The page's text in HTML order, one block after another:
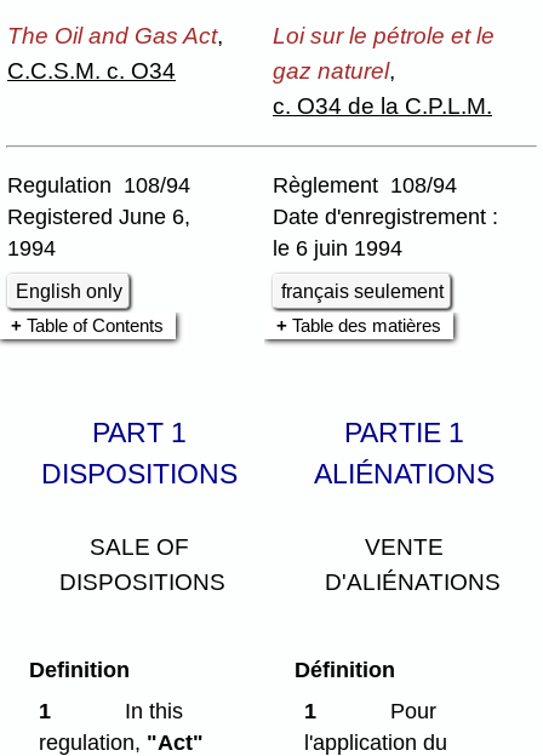
The Oil and Gas Act,
C.C.S.M. c. O34
Loi sur le pétrole et le
gaz naturel,
c. O34 de la C.P.L.M.
Regulation 108/94
Registered June 6,
1994
English only
Règlement 108/94
Date d'enregistrement :
le 6 juin 1994
français seulement
Table of Contents
Table des matières
PART 1
DISPOSITIONS
PARTIE 1
ALIÉNATIONS
SALE OF
DISPOSITIONS
VENTE
D'ALIÉNATIONS
Definition
1
In this
regulation, "Act"
Définition
1
Pour
l'application du